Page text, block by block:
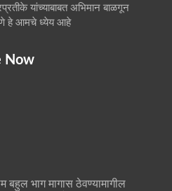
यांच्याबाबत अभिमान बाळगून
हे आमचे ध्येय आहे
Now
बहुल भाग मागास ठेवण्यामागील